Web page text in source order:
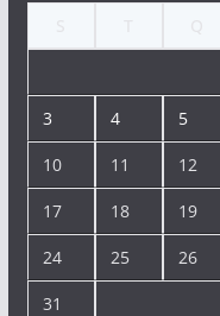
3 4 5
10 11 12
17 18 19
24 25 26
31